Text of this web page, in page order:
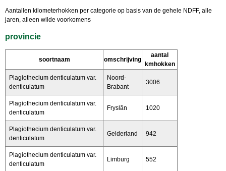
Aantallen kilometerhokken per categorie op basis van de gehele NDFF, alle
jaren, alleen wilde voorkomens
provincie
soortnaam omschrijving
aantal
kmhokken
Plagiothecium denticulatum var.
denticulatum
Noord-
Brabant
3006
Plagiothecium denticulatum var.
denticulatum
Fryslân 1020
Plagiothecium denticulatum var.
denticulatum
Gelderland 942
Plagiothecium denticulatum var.
denticulatum
Limburg 552